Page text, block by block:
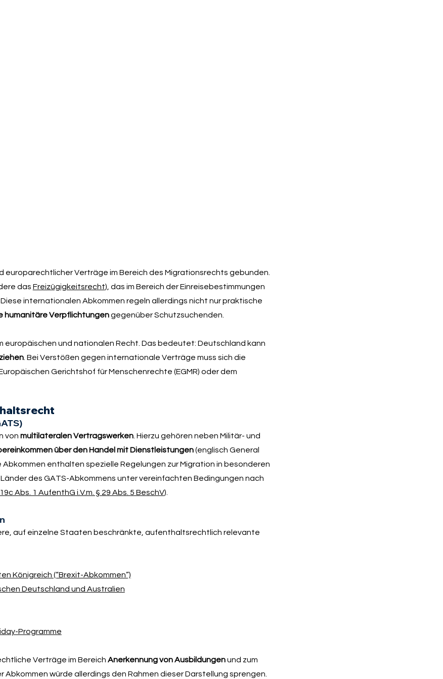
europarechtlicher Verträge im Bereich des Migrationsrechts gebunden.
das Freizügigkeitsrecht), das im Bereich der Einreisebestimmungen
internationalen Abkommen regeln allerdings nicht nur praktische
humanitäre Verpflichtungengegenüber Schutzsuchenden.
europäischen und nationalen Recht. Das bedeutet: Deutschland kann
. Bei Verstößen gegen internationale Verträge muss sich die
Gerichtshof für Menschenrechte (EGMR) oder dem
von multilateralen Vertragswerken. Hierzu gehören neben Militär- und
über den Handel mit Dienstleistungen(englisch General
Abkommen enthalten spezielle Regelungen zur Migration in besonderen
des GATS-Abkommens unter vereinfachten Bedingungen nach
Abs. 1 AufenthG i.V.m. § 29 Abs. 5 BeschV).
auf einzelne Staaten beschränkte, aufenthaltsrechtlich relevante
Königreich (“Brexit-Abkommen”)
Deutschland und Australien
Programme
Verträge im Bereich Anerkennung von Ausbildungenund zum
Abkommen würde allerdings den Rahmen dieser Darstellung sprengen.